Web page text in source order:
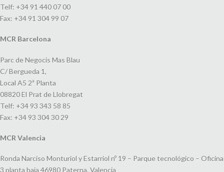
Telf: +34 91 440 07 00
Fax: +34 91 304 99 07
MCR Barcelona
Parc de Negocis Mas Blau
C/ Bergueda 1,
Local A5 2ª Planta
08820 El Prat de Llobregat
Telf: +34 93 343 58 85
Fax: +34 93 304 30 29
MCR Valencia
Ronda Narciso Monturiol y Estarriol nº 19 – Parque tecnológico – Oficina
3 planta baja 46980 Paterna, Valencia